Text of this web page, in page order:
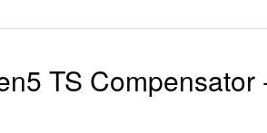
TS Compensator